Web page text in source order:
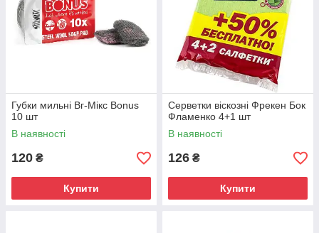
Губки мильні Вг-Мікс Bonus
10 шт
В наявності
120 ₴
Купити
Серветки віскозні Фрекен Бок
Фламенко 4+1 шт
В наявності
126 ₴
Купити